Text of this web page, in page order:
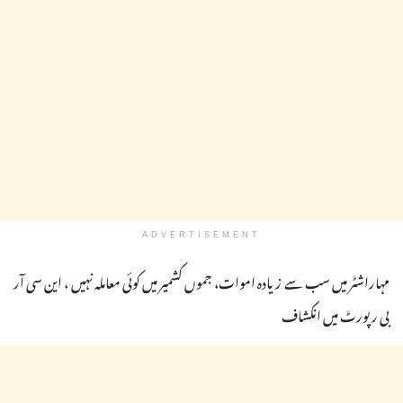
ADVERTISEMENT
مہاراشٹر میں سب سے زیادہ اموات، جموں کشمیر میں کوئی معاملہ نہیں ، این سی آر
بی رپورٹ میں انکشاف